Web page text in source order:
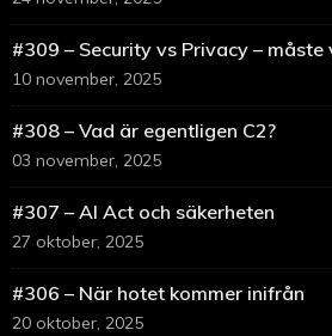
#309 – Security vs Privacy – måste
10 november, 2025
#308 – Vad är egentligen C2?
03 november, 2025
#307 – AI Act och säkerheten
27 oktober, 2025
#306 – När hotet kommer inifrån
20 oktober, 2025